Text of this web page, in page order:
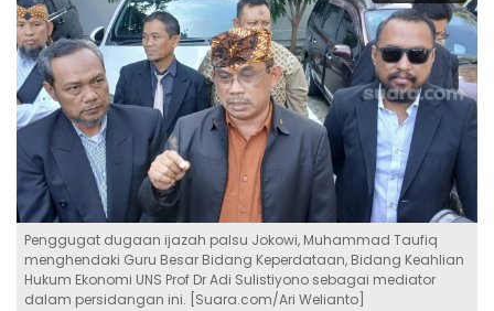
Penggugat dugaan ijazah palsu Jokowi, Muhammad Taufiq
menghendaki Guru Besar Bidang Keperdataan, Bidang Keahlian
Hukum Ekonomi UNS Prof Dr Adi Sulistiyono sebagai mediator
dalam persidangan ini. [Suara.com/Ari Welianto]